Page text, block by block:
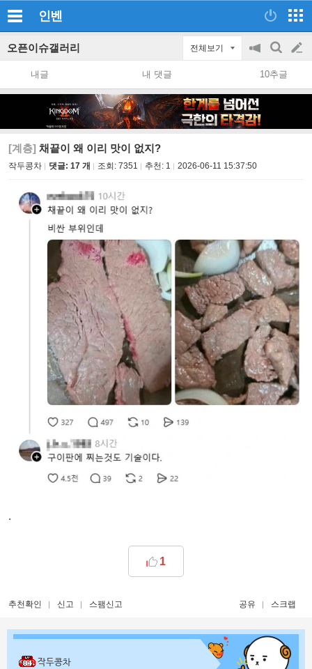
인벤
오픈이슈갤러리 전체보기
공
지
on/off
검
색
글
쓰
내글 내 댓글 10추글
[계층] 채끝이 왜 이리 맛이 없지?
작두콩차 댓글: 17 개 조회: 7351 추천: 1 2026-06-11 15:37:50
.
1
추천확인 신고 스팸신고 공유 스크랩
작두콩차